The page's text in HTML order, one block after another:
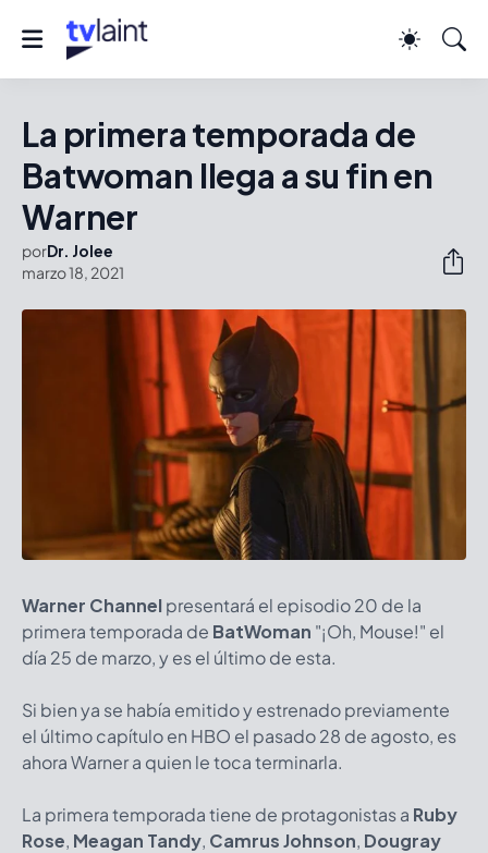
La primera temporada de
Batwoman llega a su fin en
Warner
porDr. Jolee
marzo 18, 2021
Warner Channelpresentará el episodio 20 de la
primera temporada de BatWoman "¡Oh, Mouse!" el
día 25 de marzo, y es el último de esta.
Si bien ya se había emitido y estrenado previamente
el último capítulo en HBO el pasado 28 de agosto, es
ahora Warner a quien le toca terminarla.
La primera temporada tiene de protagonistas a Ruby
Rose, Meagan Tandy, Camrus Johnson, Dougray